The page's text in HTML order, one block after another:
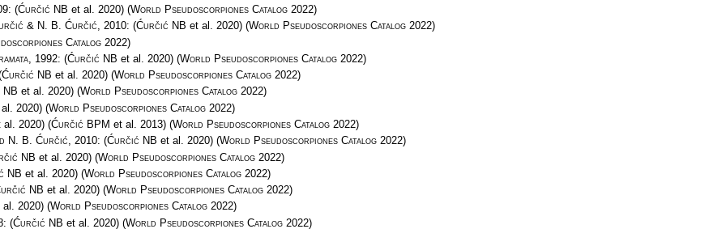
(Ćurčić NB et al. 2020) (World Pseudoscorpiones Catalog2022)
& N. B. Ćurčić, 2010: (Ćurčić NB et al. 2020) (World Pseudoscorpiones Catalog2022)
Catalog2022)
, 1992: (Ćurčić NB et al. 2020) (World Pseudoscorpiones Catalog2022)
Ćurčić NB et al. 2020) (World Pseudoscorpiones Catalog2022)
et al. 2020) (World Pseudoscorpiones Catalog2022)
2020) (World Pseudoscorpiones Catalog2022)
2020) (Ćurčić BPM et al. 2013) (World Pseudoscorpiones Catalog2022)
N. B. Ćurčić, 2010: (Ćurčić NB et al. 2020) (World Pseudoscorpiones Catalog2022)
NB et al. 2020) (World Pseudoscorpiones Catalog2022)
NB et al. 2020) (World Pseudoscorpiones Catalog2022)
NB et al. 2020) (World Pseudoscorpiones Catalog2022)
2020) (World Pseudoscorpiones Catalog2022)
(Ćurčić NB et al. 2020) (World Pseudoscorpiones Catalog2022)